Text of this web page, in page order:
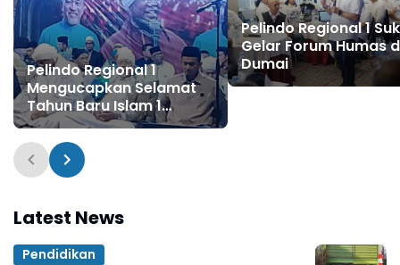
Pelindo Regional 1
Mengucapkan Selamat
Tahun Baru Islam 1
Muharram 1448 H
Pelindo Regional 1
Gelar Forum Humas
Dumai
Latest News
Pendidikan